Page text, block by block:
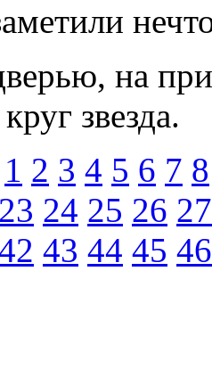
на
звезда.
1 2 3 4 5 6 7 8
23 24 25 26 27
43 44 45 46